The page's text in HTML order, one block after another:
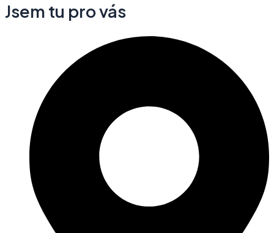
Jsem tu pro vás